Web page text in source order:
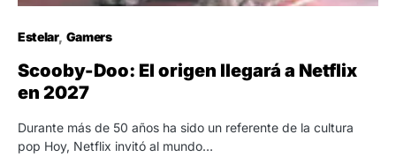
Estelar Gamers
Scooby-Doo: El origen llegará a Netflix
en 2027
Durante más de 50 años ha sido un referente de la cultura
pop Hoy, Netflix invitó al mundo…